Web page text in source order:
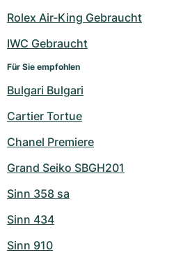
Rolex Air-King Gebraucht
IWC Gebraucht
Für Sie empfohlen
Bulgari Bulgari
Cartier Tortue
Chanel Premiere
Grand Seiko SBGH201
Sinn 358 sa
Sinn 434
Sinn 910